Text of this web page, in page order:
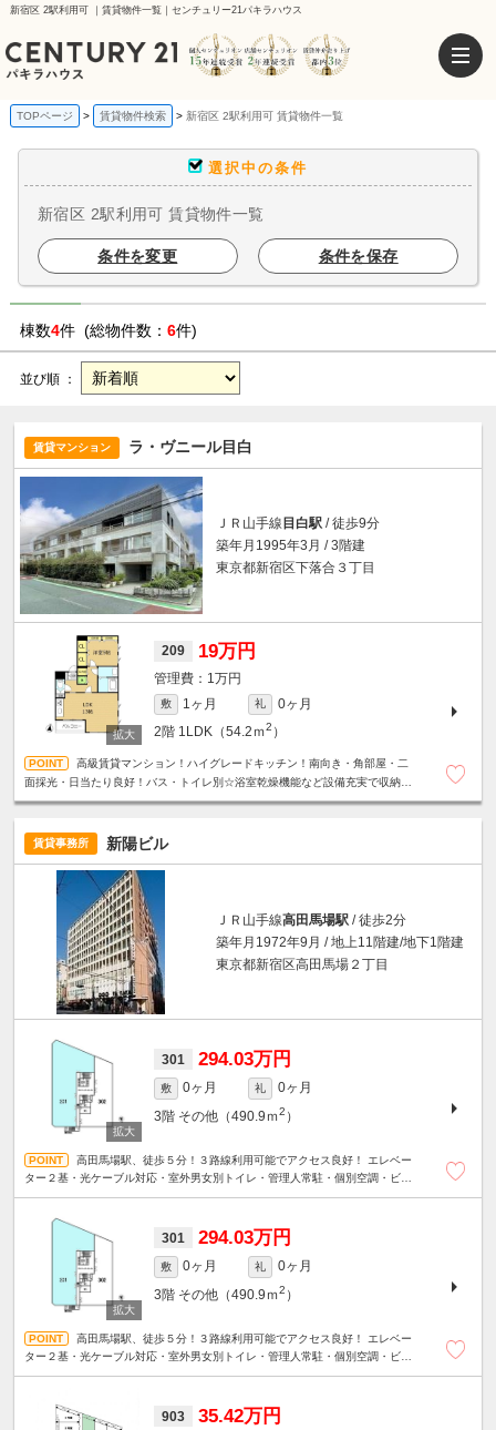
新宿区 2駅利用可 ｜賃貸物件一覧｜センチュリー21パキラハウス
TOPページ 賃貸物件検索 新宿区 2駅利用可 賃貸物件一覧
選択中の条件
新宿区 2駅利用可 賃貸物件一覧
条件を変更 条件を保存
棟数4件 (総物件数： 6件)
並び順 ：
賃貸マンション ラ・ヴニール目白
ＪＲ山手線 目白駅 / 徒歩9分
築年月1995年3月 / 3階建
東京都新宿区下落合３丁目
209 19万円
1万円
敷 1ヶ月 礼
0ヶ月
2階 1LDK（54.2ｍ2 ）
高級賃貸マンション！ハイグレードキッチン！南向き・角部屋・二
面採光・日当たり良好！バス・トイレ別☆浴室乾燥機能など設備充実で収納力
賃貸事務所 新陽ビル
ＪＲ山手線高田馬場駅 / 徒歩2分
築年月1972年9月 / 地上11階建/地下1階建
東京都新宿区高田馬場２丁目
301 294.03万円
敷 0ヶ月 礼
0ヶ月
3階 その他（490.9ｍ2 ）
高田馬場駅、徒歩５分！３路線利用可能でアクセス良好！ エレベー
ター２基・光ケーブル対応・室外男女別トイレ・管理人常駐・個別空調・ビル
301 294.03万円
敷 0ヶ月 礼
0ヶ月
3階 その他（490.9ｍ2 ）
高田馬場駅、徒歩５分！３路線利用可能でアクセス良好！ エレベー
ター２基・光ケーブル対応・室外男女別トイレ・管理人常駐・個別空調・ビル
903 35.42万円